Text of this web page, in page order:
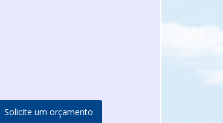
Solicite um orçamento